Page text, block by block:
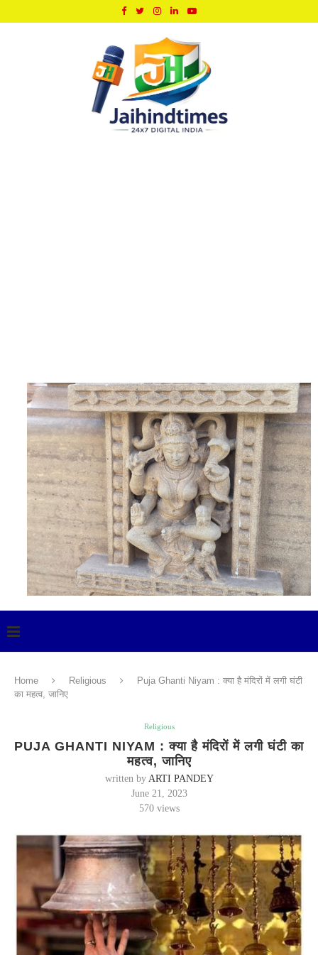
Home Religious
Puja Ghanti Niyam : क्या है मंदिरों में लगी घंटी
का महत्व, जानिए
Religious
PUJA GHANTI NIYAM : क्या है मंदिरों में लगी घंटी का
महत्व, जानिए
written by ARTI PANDEY
June 21, 2023
570views